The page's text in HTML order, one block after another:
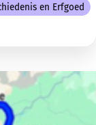
en Erfgoed